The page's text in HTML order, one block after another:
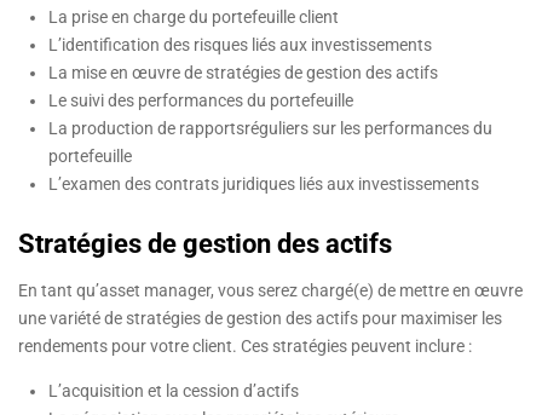
La prise en charge du portefeuille client
L’identification des risques liés aux investissements
La mise en œuvre de stratégies de gestion des actifs
Le suivi des performances du portefeuille
La production de rapportsréguliers sur les performances du
portefeuille
L’examen des contrats juridiques liés aux investissements
Stratégies de gestion des actifs
En tant qu’asset manager, vous serez chargé(e) de mettre en œuvre
une variété de stratégies de gestion des actifs pour maximiser les
rendements pour votre client. Ces stratégies peuvent inclure :
L’acquisition et la cession d’actifs